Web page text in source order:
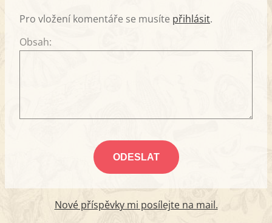
Pro vložení komentáře se musíte přihlásit.
Obsah:
Nové příspěvky mi posílejte na mail.